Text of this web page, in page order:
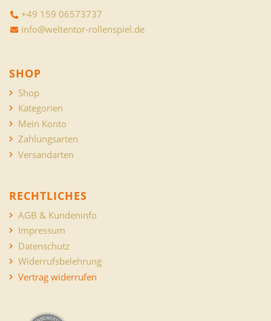
+49 159 06573737
info@weltentor-rollenspiel.de
SHOP
Shop
Kategorien
Mein Konto
Zahlungsarten
Versandarten
RECHTLICHES
AGB & Kundeninfo
Impressum
Datenschutz
Widerrufsbelehrung
Vertrag widerrufen